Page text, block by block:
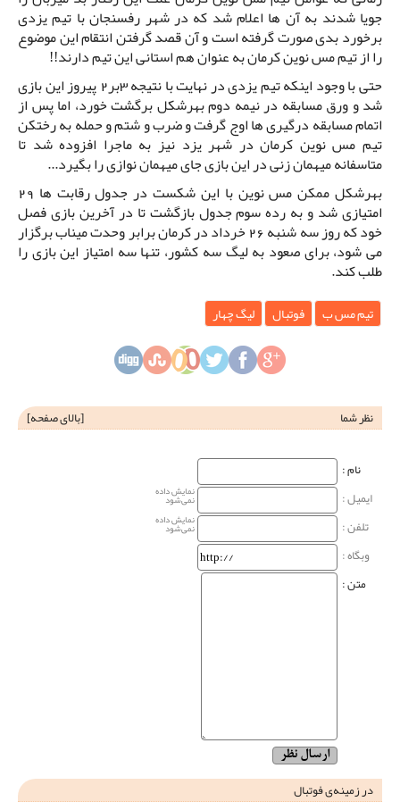
جویا شدند به آن ها اعلام شد که در شهر رفسنجان با تیم یزدی
برخورد بدی صورت گرفته است و آن قصد گرفتن انتقام این موضوع
را از تیم مس نوین کرمان به عنوان هم استانی این تیم دارند!!
حتی با وجود اینکه تیم یزدی در نهایت با نتیجه 3بر2 پیروز این بازی
شد و ورق مسابقه در نیمه دوم بهرشکل برگشت خورد، اما پس از
اتمام مسابقه درگیری ها اوج گرفت و ضرب و شتم و حمله به رختکن
تیم مس نوین کرمان در شهر یزد نیز به ماجرا افزوده شد تا
متاسفانه میهمان زنی در این بازی جای میهمان نوازی را بگیرد...
بهرشکل ممکن مس نوین با این شکست در جدول رقابت ها 29
امتیازی شد و به رده سوم جدول بازگشت تا در آخرین بازی فصل
خود که روز سه شنبه 26 خرداد در کرمان برابر وحدت میناب برگزار
می شود، برای صعود به لیگ سه کشور، تنها سه امتیاز این بازی را
طلب کند.
تیم مس ب فوتبال لیگ چهار
نظر شما [بالای صفحه]
نام‌ :
ایمیل :
نمایش داده
نمی‌شود
تلفن : نمایش داده
نمی‌شود
وبگاه‌ :
متن :
در زمینه‌ی فوتبال